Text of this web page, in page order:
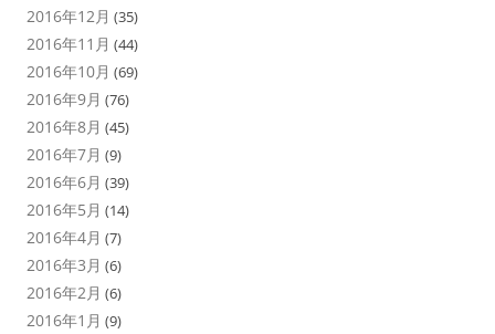
2016年12月 (35)
2016年11月 (44)
2016年10月 (69)
2016年9月 (76)
2016年8月 (45)
2016年7月 (9)
2016年6月 (39)
2016年5月 (14)
2016年4月 (7)
2016年3月 (6)
2016年2月 (6)
2016年1月 (9)